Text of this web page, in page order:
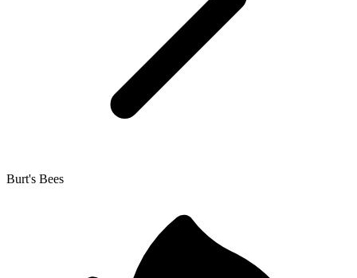
Burt's Bees